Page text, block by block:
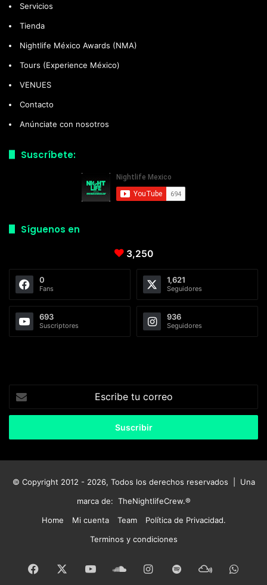
Servicios
Tienda
Nightlife México Awards (NMA)
Tours (Experience México)
VENUES
Contacto
Anúnciate con nosotros
Suscríbete:
Síguenos en
3,250
0
Fans
1,621
Seguidores
693
Suscriptores
936
Seguidores
tu
correo
© Copyright 2012 - 2026, Todos los derechos reservados | Una
marca de: TheNightlifeCrew.®
Home
Mi cuenta Team
Política de Privacidad.
Terminos y condiciones
Facebook YouTubeSoundCloud
Instagram
SpotifyMixcloud